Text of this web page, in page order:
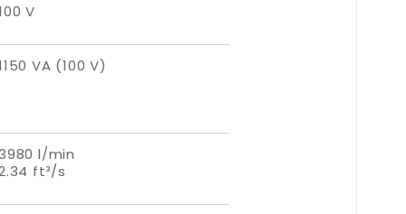
V
VA (100 V)
l/min
ft³/s